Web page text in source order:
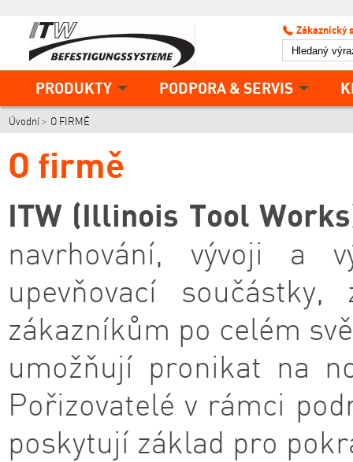
PRODUKTY PODPORA & SERVIS
Zákaznický
Úvodní O FIRMĚ
O firmě
ITW (Illinois Tool
navrhování, vývoji a
upevňovací
zákazníkům po celém
umožňují pronikat na
Pořizovatelé v rámci
poskytují základ pro